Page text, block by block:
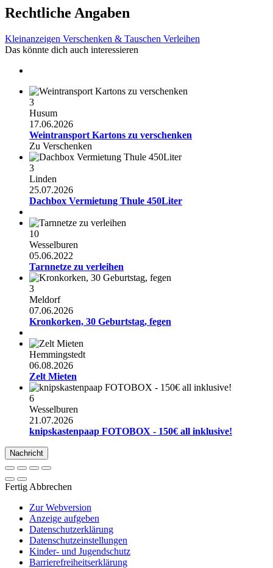
Rechtliche Angaben
Kleinanzeigen Verschenken & Tauschen Verleihen
Das könnte dich auch interessieren
3
Husum
17.06.2026
Weintransport Kartons zu verschenken
Zu Verschenken
3
Linden
25.07.2026
Dachbox Vermietung Thule 450Liter
10
Wesselburen
05.06.2022
Tarnnetze zu verleihen
3
Meldorf
07.06.2026
Kronkorken, 30 Geburtstag, fegen
Hemmingstedt
06.08.2026
Zelt Mieten
6
Wesselburen
21.07.2026
knipskastenpaap FOTOBOX - 150€ all inklusive!
Nachricht
Fertig Abbrechen
Zur Webversion
Anzeige aufgeben
Datenschutzerklärung
Datenschutzeinstellungen
Kinder- und Jugendschutz
Barrierefreiheitserklärung